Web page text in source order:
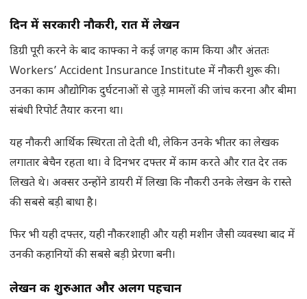
दिन में सरकारी नौकरी, रात में लेखन
डिग्री पूरी करने के बाद काफ्का ने कई जगह काम किया और अंततः
Workers’ Accident Insurance Institute में नौकरी शुरू की।
उनका काम औद्योगिक दुर्घटनाओं से जुड़े मामलों की जांच करना और बीमा
संबंधी रिपोर्ट तैयार करना था।
यह नौकरी आर्थिक स्थिरता तो देती थी, लेकिन उनके भीतर का लेखक
लगातार बेचैन रहता था। वे दिनभर दफ्तर में काम करते और रात देर तक
लिखते थे। अक्सर उन्होंने डायरी में लिखा कि नौकरी उनके लेखन के रास्ते
की सबसे बड़ी बाधा है।
फिर भी यही दफ्तर, यही नौकरशाही और यही मशीन जैसी व्यवस्था बाद में
उनकी कहानियों की सबसे बड़ी प्रेरणा बनी।
लेखन की शुरुआत और अलग पहचान